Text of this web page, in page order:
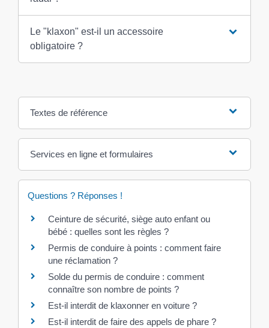
Le "klaxon" est-il un accessoire
obligatoire ?
Textes de référence
Services en ligne et formulaires
Questions ? Réponses !
Ceinture de sécurité, siège auto enfant ou
bébé : quelles sont les règles ?
Permis de conduire à points : comment faire
une réclamation ?
Solde du permis de conduire : comment
connaître son nombre de points ?
Est-il interdit de klaxonner en voiture ?
Est-il interdit de faire des appels de phare ?